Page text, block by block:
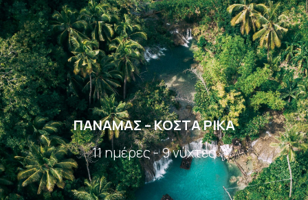
ΠΑΝΑΜΑΣ – ΚΟΣΤΑ ΡΙΚΑ
11 ημέρες - 9 νύχτες